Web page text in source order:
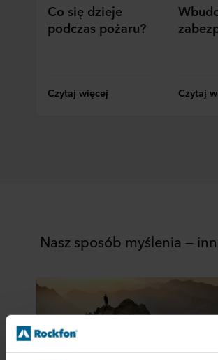
Co się dzieje
podczas pożaru?
Czytaj więcej Czytaj
Nasz sposób myślenia —